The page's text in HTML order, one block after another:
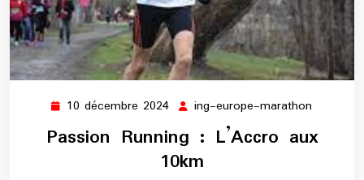
10 décembre 2024 10
décembre
2024
ing-europe-marathon
marathon
Passion Running : L’Accro aux
10km